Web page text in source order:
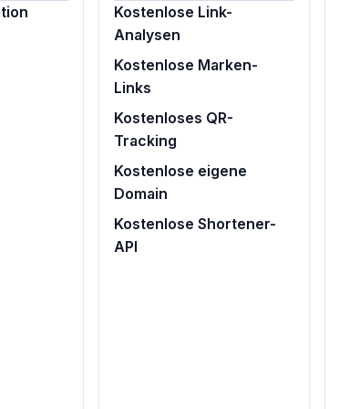
Kostenlose Link-
Analysen
Kostenlose Marken-
Links
Kostenloses QR-
Tracking
Kostenlose eigene
Domain
Kostenlose Shortener-
API